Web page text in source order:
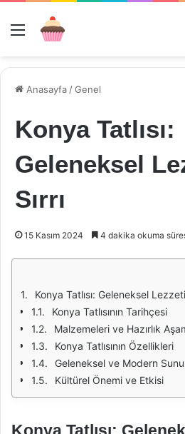
Menü
Anasayfa /Genel
Konya Tatlısı:
Geleneksel
Sırrı
15 Kasım 2024 4 dakika okuma
Konya Tatlısı: Geleneksel
Konya Tatlısının Tarihçesi
Malzemeleri ve Hazırlık
Konya Tatlısının Özellikleri
Geleneksel ve Modern
Kültürel Önemi ve Etkisi